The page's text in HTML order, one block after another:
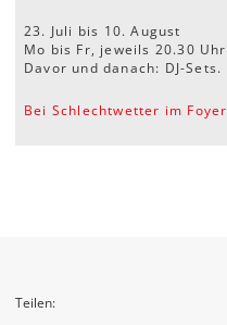
23. Juli bis 10. August
Mo bis Fr, jeweils 20.30 Uhr
Davor und danach: DJ-Sets.
Bei Schlechtwetter im Foyer
Teilen: